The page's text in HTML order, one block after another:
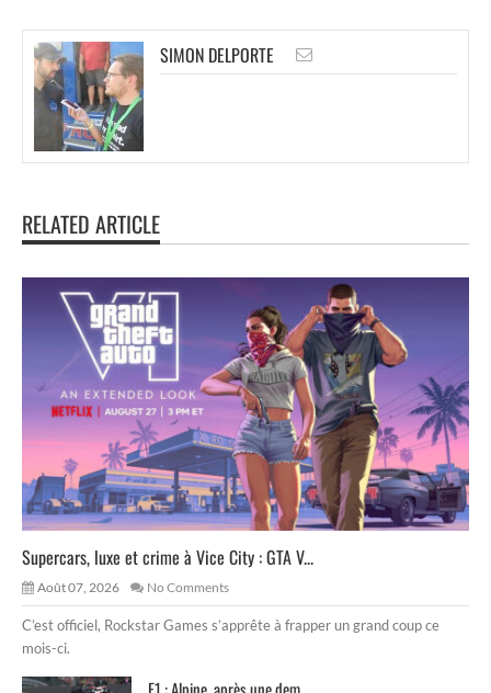
SIMON DELPORTE
RELATED ARTICLE
Supercars, luxe et crime à Vice City : GTA V...
Août 07, 2026 No Comments
C’est officiel, Rockstar Games s’apprête à frapper un grand coup ce
mois-ci.